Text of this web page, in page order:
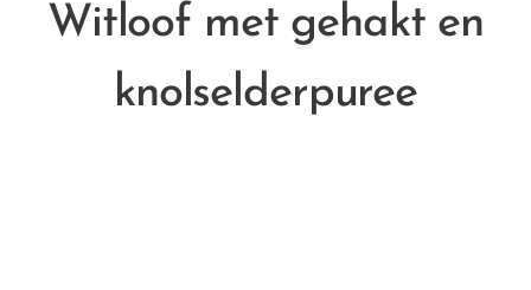
Witloof met gehakt en
knolselderpuree